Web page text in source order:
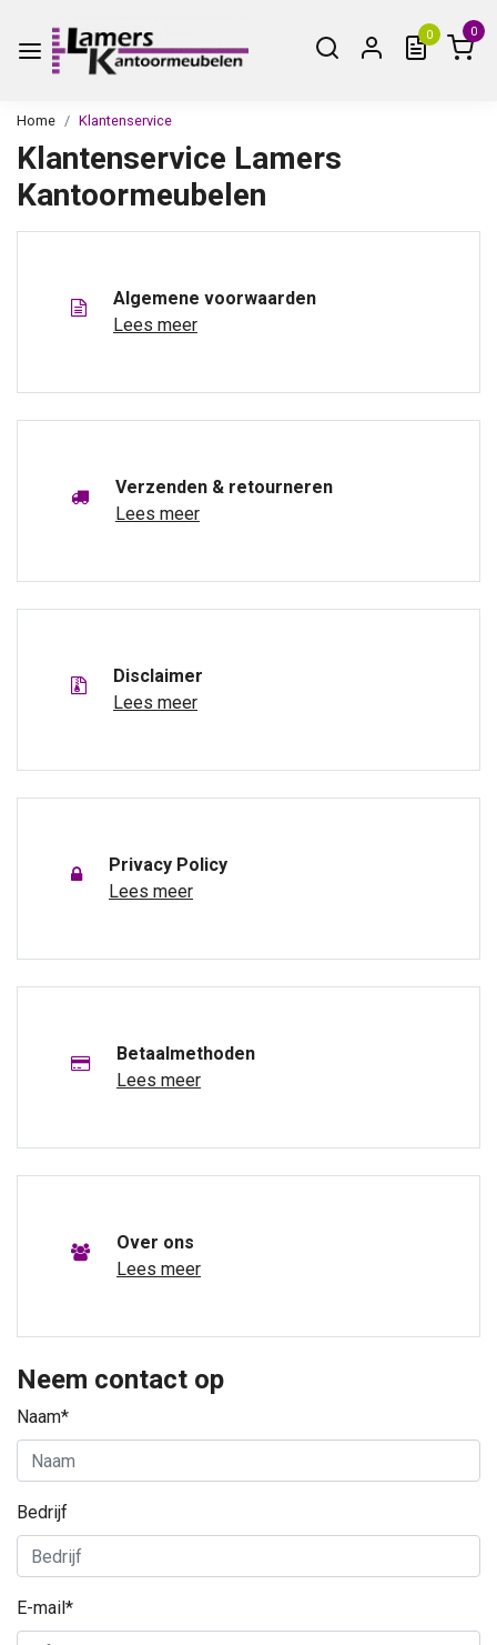
0 0
Home Klantenservice
Klantenservice Lamers
Kantoormeubelen
Algemene voorwaarden
Lees meer
Verzenden & retourneren
Lees meer
Disclaimer
Lees meer
Privacy Policy
Lees meer
Betaalmethoden
Lees meer
Over ons
Lees meer
Neem contact op
Naam*
Bedrijf
E-mail*